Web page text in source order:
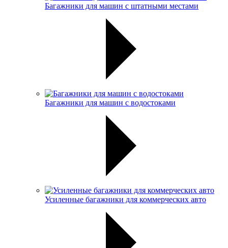
Багажники для машин с штатными местами
Багажники для машин с водостоками
Усиленные багажники для коммерческих авто